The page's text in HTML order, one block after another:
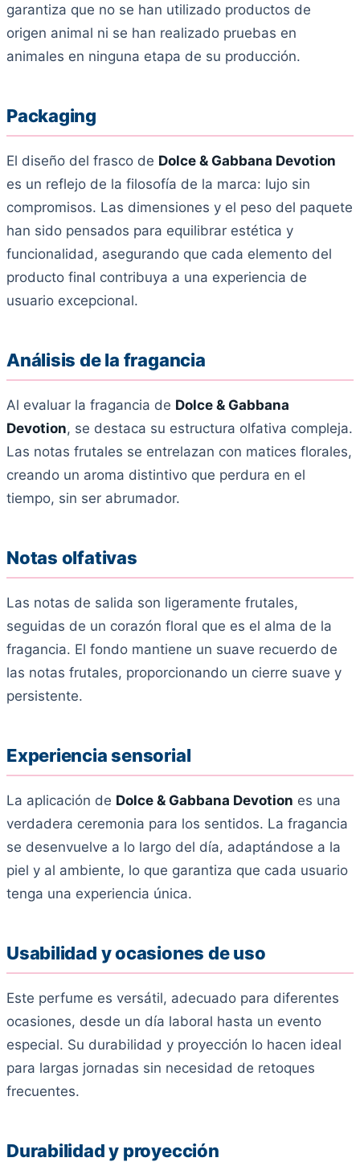
garantiza que no se han utilizado productos de
origen animal ni se han realizado pruebas en
animales en ninguna etapa de su producción.
Packaging
El diseño del frasco de Dolce & Gabbana Devotion
es un reflejo de la filosofía de la marca: lujo sin
compromisos. Las dimensiones y el peso del paquete
han sido pensados para equilibrar estética y
funcionalidad, asegurando que cada elemento del
producto final contribuya a una experiencia de
usuario excepcional.
Análisis de la fragancia
Al evaluar la fragancia de Dolce & Gabbana
Devotion, se destaca su estructura olfativa compleja.
Las notas frutales se entrelazan con matices florales,
creando un aroma distintivo que perdura en el
tiempo, sin ser abrumador.
Notas olfativas
Las notas de salida son ligeramente frutales,
seguidas de un corazón floral que es el alma de la
fragancia. El fondo mantiene un suave recuerdo de
las notas frutales, proporcionando un cierre suave y
persistente.
Experiencia sensorial
La aplicación de Dolce & Gabbana Devotion es una
verdadera ceremonia para los sentidos. La fragancia
se desenvuelve a lo largo del día, adaptándose a la
piel y al ambiente, lo que garantiza que cada usuario
tenga una experiencia única.
Usabilidad y ocasiones de uso
Este perfume es versátil, adecuado para diferentes
ocasiones, desde un día laboral hasta un evento
especial. Su durabilidad y proyección lo hacen ideal
para largas jornadas sin necesidad de retoques
frecuentes.
Durabilidad y proyección